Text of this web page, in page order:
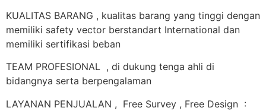
KUALITAS BARANG , kualitas barang yang tinggi dengan
memiliki safety vector berstandart International dan
memiliki sertifikasi beban
TEAM PROFESIONAL , di dukung tenga ahli di
bidangnya serta berpengalaman
LAYANAN PENJUALAN , Free Survey , Free Design :